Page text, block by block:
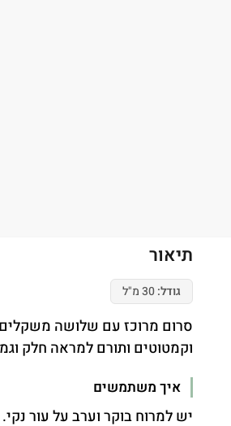
תיאור
גודל:30 מ"ל
סרום מרוכז עם שלושה משקלים
וקמטוטים ותורם למראה חלק
איך משתמשים
יש למרוח בוקר וערב על עור